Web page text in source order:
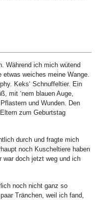
Während ich mich wütend
weiches meine Wange.
Keks‘ Schnuffeltier. Ein
mit ‘nem blauen Auge,
und Wunden. Den
zum Geburtstag
durch und fragte mich
noch Kuscheltiere haben
war doch jetzt weg und ich
noch nicht ganz so
Tränchen, weil ich fand,